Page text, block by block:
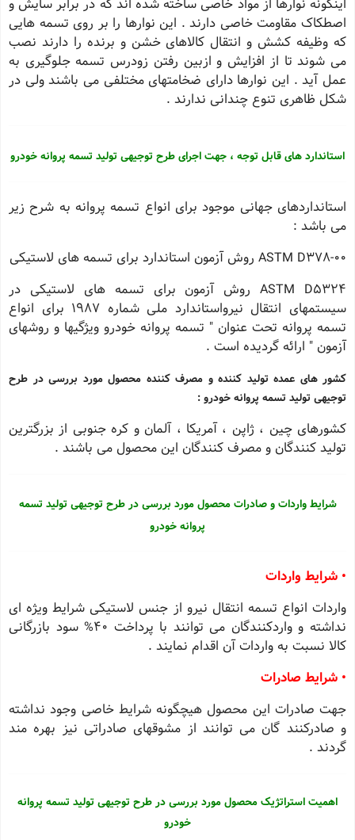
اصطکاک مقاومت خاصی دارند . این نوارها را بر روی تسمه هایی
که وظیفه کشش و انتقال کالاهای خشن و برنده را دارند نصب
می شوند تا از افزایش و ازبین رفتن زودرس تسمه جلوگیری به
عمل آید . این نوارها دارای ضخامتهای مختلفی می باشند ولی در
شکل ظاهری تنوع چندانی ندارند .
استاندارد های قابل توجه ، جهت اجرای طرح توجیهی تولید تسمه پروانه خودرو
استانداردهای جهانی موجود برای انواع تسمه پروانه به شرح زیر
می باشد :
ASTM D378-00 روش آزمون استاندارد برای تسمه های لاستیکی
ASTM D5324 روش آزمون برای تسمه های لاستیکی در
سیستمهای انتقال نیرواستاندارد ملی شماره 1987 برای انواع
تسمه پروانه تحت عنوان " تسمه پروانه خودرو ویژگیها و روشهای
آزمون " ارائه گردیده است .
کشور های عمده تولید کننده و مصرف کننده محصول مورد بررسی در طرح
توجیهی تولید تسمه پروانه خودرو :
کشورهای چین ، ژاپن ، آمریکا ، آلمان و کره جنوبی از بزرگترین
تولید کنندگان و مصرف کنندگان این محصول می باشند .
شرایط واردات و صادرات محصول مورد بررسی در طرح توجیهی تولید تسمه
پروانه خودرو
• شرایط واردات
واردات انواع تسمه انتقال نیرو از جنس لاستیکی شرایط ویژه ای
نداشته و واردکنندگان می توانند با پرداخت 40% سود بازرگانی
کالا نسبت به واردات آن اقدام نمایند .
• شرایط صادرات
جهت صادرات این محصول هیچگونه شرایط خاصی وجود نداشته
و صادرکنند گان می توانند از مشوقهای صادراتی نیز بهره مند
گردند .
اهمیت استراتژیک محصول مورد بررسی در طرح توجیهی تولید تسمه پروانه
خودرو